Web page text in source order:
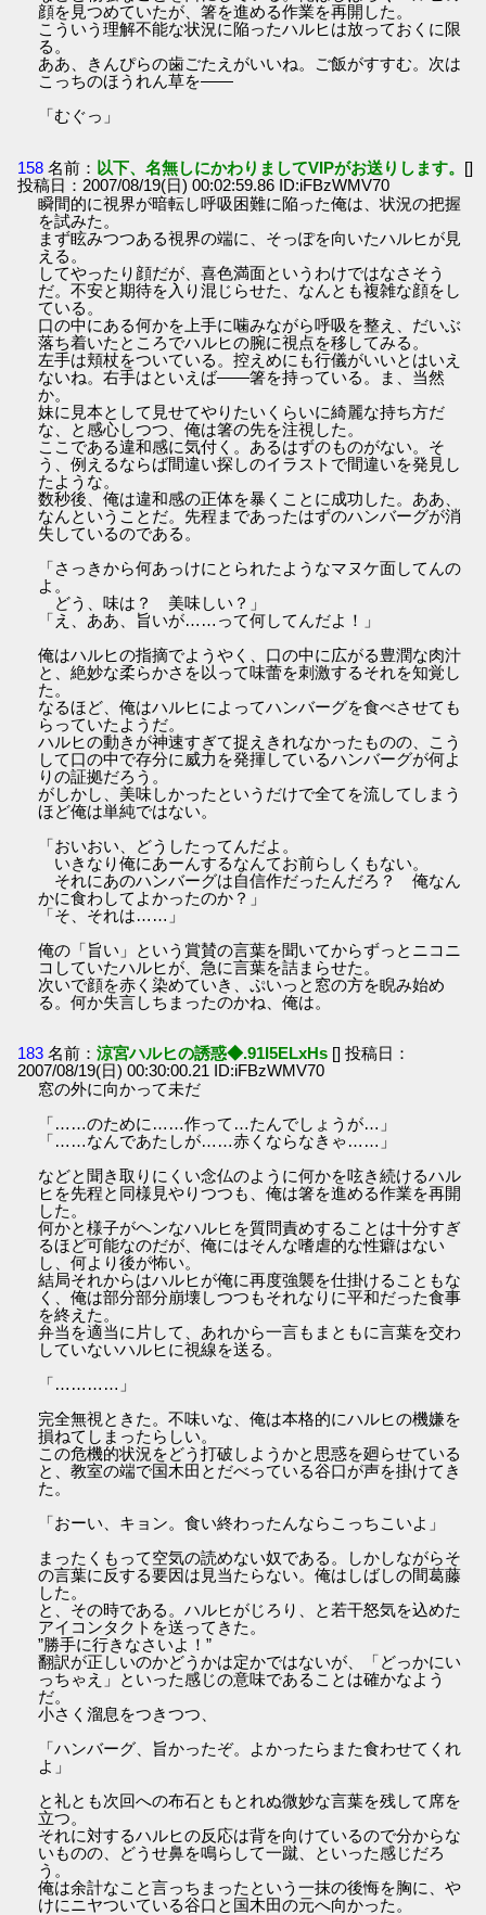
顔を見つめていたが、箸を進める作業を再開した。
こういう理解不能な状況に陥ったハルヒは放っておくに限
る。
ああ、きんぴらの歯ごたえがいいね。ご飯がすすむ。次は
こっちのほうれん草を――
「むぐっ」
158 名前： 以下、名無しにかわりましてVIPがお送りします。 []
投稿日：2007/08/19(日) 00:02:59.86 ID:iFBzWMV70
瞬間的に視界が暗転し呼吸困難に陥った俺は、状況の把握
を試みた。
まず眩みつつある視界の端に、そっぽを向いたハルヒが見
える。
してやったり顔だが、喜色満面というわけではなさそう
だ。不安と期待を入り混じらせた、なんとも複雑な顔をし
ている。
口の中にある何かを上手に噛みながら呼吸を整え、だいぶ
落ち着いたところでハルヒの腕に視点を移してみる。
左手は頬杖をついている。控えめにも行儀がいいとはいえ
ないね。右手はといえば――箸を持っている。ま、当然
か。
妹に見本として見せてやりたいくらいに綺麗な持ち方だ
な、と感心しつつ、俺は箸の先を注視した。
ここである違和感に気付く。あるはずのものがない。そ
う、例えるならば間違い探しのイラストで間違いを発見し
たような。
数秒後、俺は違和感の正体を暴くことに成功した。ああ、
なんということだ。先程まであったはずのハンバーグが消
失しているのである。
「さっきから何あっけにとられたようなマヌケ面してんの
よ。
どう、味は？ 美味しい？」
「え、ああ、旨いが……って何してんだよ！」
俺はハルヒの指摘でようやく、口の中に広がる豊潤な肉汁
と、絶妙な柔らかさを以って味蕾を刺激するそれを知覚し
た。
なるほど、俺はハルヒによってハンバーグを食べさせても
らっていたようだ。
ハルヒの動きが神速すぎて捉えきれなかったものの、こう
して口の中で存分に威力を発揮しているハンバーグが何よ
りの証拠だろう。
がしかし、美味しかったというだけで全てを流してしまう
ほど俺は単純ではない。
「おいおい、どうしたってんだよ。
いきなり俺にあーんするなんてお前らしくもない。
それにあのハンバーグは自信作だったんだろ？ 俺なん
かに食わしてよかったのか？」
「そ、それは……」
俺の「旨い」という賞賛の言葉を聞いてからずっとニコニ
コしていたハルヒが、急に言葉を詰まらせた。
次いで顔を赤く染めていき、ぷいっと窓の方を睨み始め
る。何か失言しちまったのかね、俺は。
183 名前：涼宮ハルヒの誘惑◆.91I5ELxHs [] 投稿日：
2007/08/19(日) 00:30:00.21 ID:iFBzWMV70
窓の外に向かって未だ
「……のために……作って…たんでしょうが…」
「……なんであたしが……赤くならなきゃ……」
などと聞き取りにくい念仏のように何かを呟き続けるハル
ヒを先程と同様見やりつつも、俺は箸を進める作業を再開
した。
何かと様子がヘンなハルヒを質問責めすることは十分すぎ
るほど可能なのだが、俺にはそんな嗜虐的な性癖はない
し、何より後が怖い。
結局それからはハルヒが俺に再度強襲を仕掛けることもな
く、俺は部分部分崩壊しつつもそれなりに平和だった食事
を終えた。
弁当を適当に片して、あれから一言もまともに言葉を交わ
していないハルヒに視線を送る。
「…………」
完全無視ときた。不味いな、俺は本格的にハルヒの機嫌を
損ねてしまったらしい。
この危機的状況をどう打破しようかと思惑を廻らせている
と、教室の端で国木田とだべっている谷口が声を掛けてき
た。
「おーい、キョン。食い終わったんならこっちこいよ」
まったくもって空気の読めない奴である。しかしながらそ
の言葉に反する要因は見当たらない。俺はしばしの間葛藤
した。
と、その時である。ハルヒがじろり、と若干怒気を込めた
アイコンタクトを送ってきた。
”勝手に行きなさいよ！”
翻訳が正しいのかどうかは定かではないが、「どっかにい
っちゃえ」といった感じの意味であることは確かなよう
だ。
小さく溜息をつきつつ、
「ハンバーグ、旨かったぞ。よかったらまた食わせてくれ
よ」
と礼とも次回への布石ともとれぬ微妙な言葉を残して席を
立つ。
それに対するハルヒの反応は背を向けているので分からな
いものの、どうせ鼻を鳴らして一蹴、といった感じだろ
う。
俺は余計なこと言っちまったという一抹の後悔を胸に、や
けにニヤついている谷口と国木田の元へ向かった。